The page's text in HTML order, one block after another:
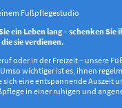
Fußpflegestudio
ein Leben lang – schenken Sie
sie verdienen.
oder in der Freizeit – unsere
wichtiger ist es, ihnen
sich eine entspannende Auszeit
in einer ruhigen und